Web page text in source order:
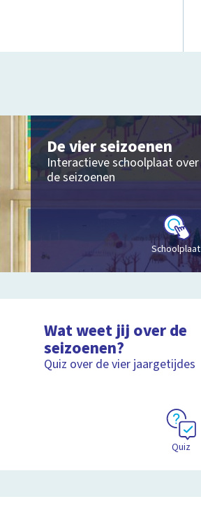
De vier seizoenen
Interactieve schoolplaat over
de seizoenen
Schoolplaat
Wat weet jij over de
seizoenen?
Quiz over de vier jaargetijdes
Quiz